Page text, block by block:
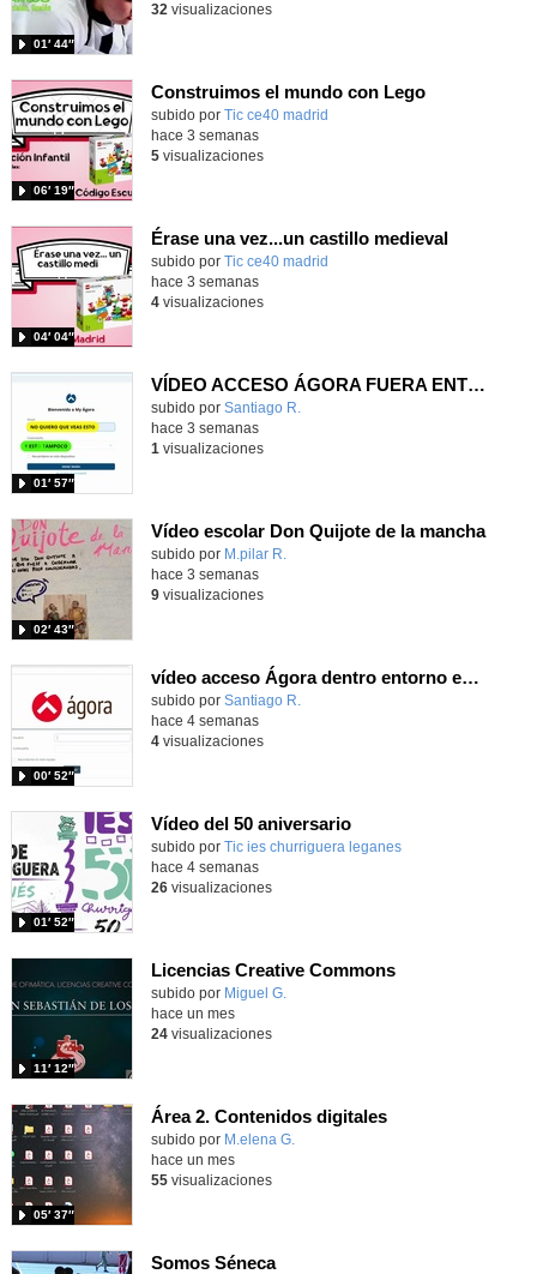
01′ 44″
32 visualizaciones
Construimos el mundo con Lego
subido por Tic ce40 madrid
06′ 19″
hace 3 semanas
5visualizaciones
Érase una vez...un castillo medieval
subido por Tic ce40 madrid
04′ 04″
hace 3 semanas
4visualizaciones
VÍDEO ACCESO ÁGORA FUERA ENTORNO ESCUELA
Contenido educativo.
subido por Santiago R.
01′ 57″
hace 3 semanas
1 visualizaciones
Vídeo escolar Don Quijote de la mancha
Contenido educativo.
subido por M.pilar R.
02′ 43″
hace 3 semanas
9visualizaciones
vídeo acceso Ágora dentro entorno escuela
Contenido educativo.
subido por Santiago R.
00′ 52″
hace 4 semanas
4visualizaciones
Vídeo del 50 aniversario
subido por Tic ies churriguera leganes
01′ 52″
-
hace 4 semanas
26visualizaciones
Licencias Creative Commons
Contenido educativo.
subido por Miguel G.
11′ 12″
hace un mes
24visualizaciones
Área 2. Contenidos digitales
Contenido educativo.
subido por M.elena G.
05′ 37″
hace un mes
55visualizaciones
Somos Séneca